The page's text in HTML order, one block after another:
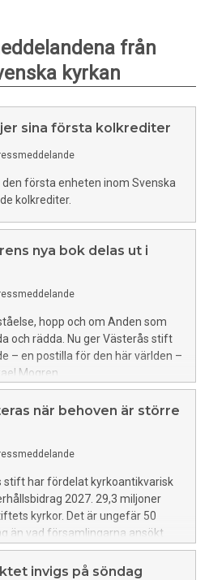
från
kyrkan
sina första kolkrediter
första enheten inom Svenska
kolkrediter.
nya bok delas ut i
hopp och om Anden som
och rädda. Nu ger Västerås stift
– en postilla för den här världen –
Mogren.
när behoven är större
har fördelat kyrkoantikvarisk
2027. 29,3 miljoner
kyrkor. Det är ungefär 50
än vad församlingarna ansökt
när behoven är mycket större än
invigs på söndag